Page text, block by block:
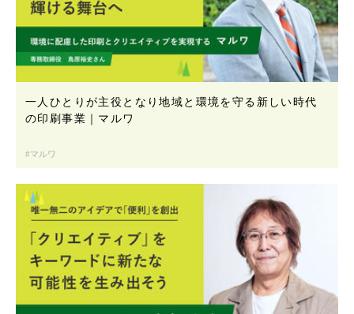
一人ひとりが主役となり地域と環境を守る新しい時代
の印刷事業｜マルワ
マルワ